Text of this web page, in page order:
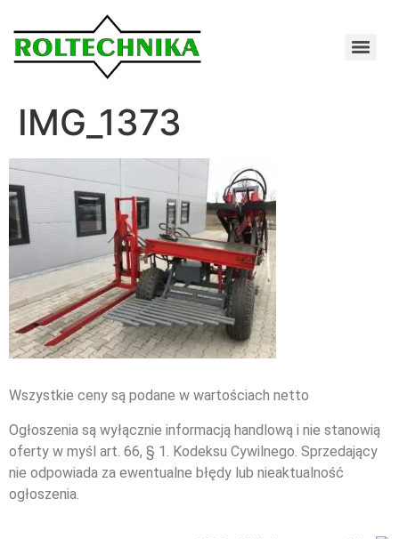
IMG_1373
Wszystkie ceny są podane w wartościach netto
Ogłoszenia są wyłącznie informacją handlową i nie stanowią
oferty w myśl art. 66, § 1. Kodeksu Cywilnego. Sprzedający
nie odpowiada za ewentualne błędy lub nieaktualność
ogłoszenia.